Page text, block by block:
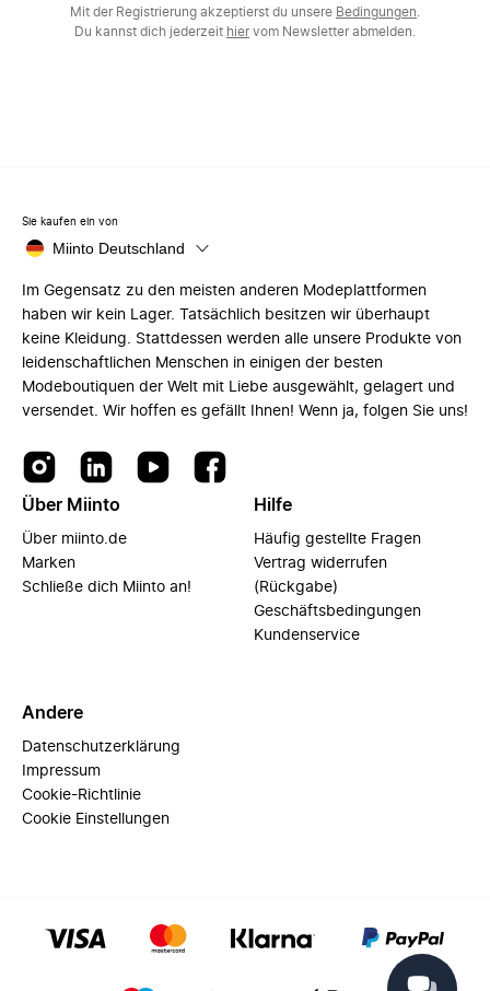
Mit der Registrierung akzeptierst du unsere Bedingungen
Du kannst dich jederzeit hiervom Newsletter abmelden.
Sie kaufen ein von
Miinto Deutschland
Im Gegensatz zu den meisten anderen Modeplattformen
haben wir kein Lager. Tatsächlich besitzen wir überhaupt
keine Kleidung. Stattdessen werden alle unsere Produkte von
leidenschaftlichen Menschen in einigen der besten
Modeboutiquen der Welt mit Liebe ausgewählt, gelagert und
versendet. Wir hoffen es gefällt Ihnen! Wenn ja, folgen Sie uns!
Über Miinto
Über miinto.de
Marken
Schließe dich Miinto an!
Hilfe
Häufig gestellte Fragen
Vertrag widerrufen
(Rückgabe)
Geschäftsbedingungen
Kundenservice
Andere
Datenschutzerklärung
Impressum
Cookie-Richtlinie
Cookie Einstellungen